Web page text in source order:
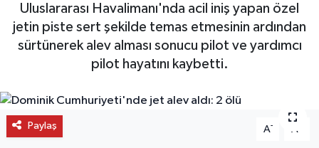
Uluslararası Havalimanı'nda acil iniş yapan özel
jetin piste sert şekilde temas etmesinin ardından
sürtünerek alev alması sonucu pilot ve yardımcı
pilot hayatını kaybetti.
Paylaş A- A
HABER
LOJİSTİK
OTO DETAY
Tüm Manşetler
Son Dakika Haberleri